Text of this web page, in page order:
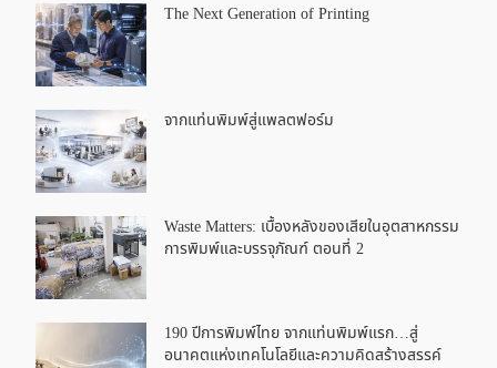
The Next Generation of Printing
จากแท่นพิมพ์สู่แพลตฟอร์ม
Waste Matters: เบื้องหลังของเสียในอุตสาหกรรม
การพิมพ์และบรรจุภัณฑ์ ตอนที่ 2
190 ปีการพิมพ์ไทย จากแท่นพิมพ์แรก…สู่
อนาคตแห่งเทคโนโลยีและความคิดสร้างสรรค์